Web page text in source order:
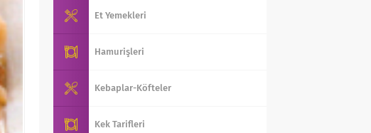
Et Yemekleri
Hamurişleri
Kebaplar-Köfteler
Kek Tarifleri